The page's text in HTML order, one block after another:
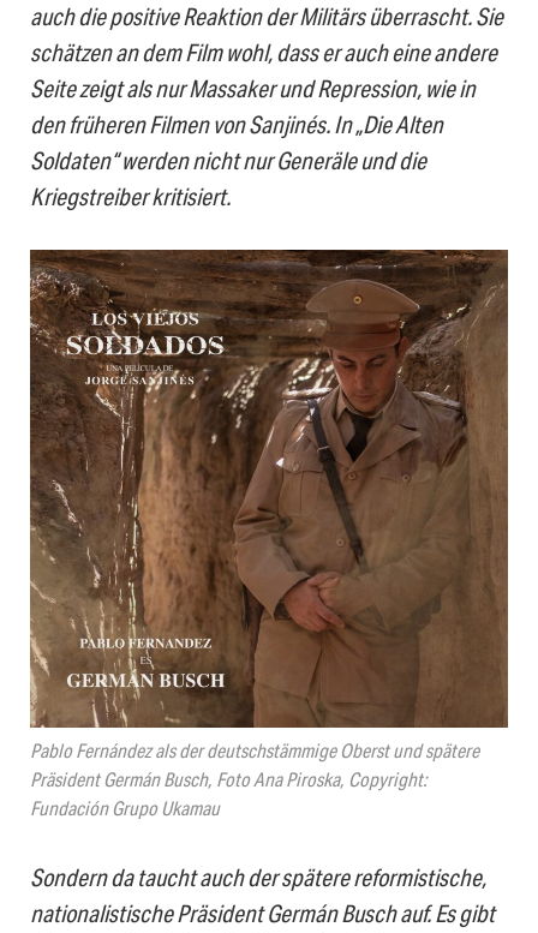
auch die positive Reaktion der Militärs überrascht. Sie
schätzen an dem Film wohl, dass er auch eine andere
Seite zeigt als nur Massaker und Repression, wie in
den früheren Filmen von Sanjinés. In „Die Alten
Soldaten“ werden nicht nur Generäle und die
Kriegstreiber kritisiert.
Pablo Fernández als der deutschstämmige Oberst und spätere
Präsident Germán Busch, Foto Ana Piroska, Copyright:
Fundación Grupo Ukamau
Sondern da taucht auch der spätere reformistische,
nationalistische Präsident Germán Busch auf. Es gibt